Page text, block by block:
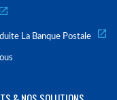
La Banque Postale